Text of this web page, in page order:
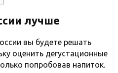
лучше
вы будете решать
оценить дегустационные
попробовав напиток.